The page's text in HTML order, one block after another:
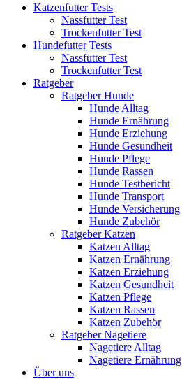
Katzenfutter Tests
Nassfutter Test
Trockenfutter Test
Hundefutter Tests
Nassfutter Test
Trockenfutter Test
Ratgeber
Ratgeber Hunde
Hunde Alltag
Hunde Ernährung
Hunde Erziehung
Hunde Gesundheit
Hunde Pflege
Hunde Rassen
Hunde Testbericht
Hunde Transport
Hunde Versicherung
Hunde Zubehör
Ratgeber Katzen
Katzen Alltag
Katzen Ernährung
Katzen Erziehung
Katzen Gesundheit
Katzen Pflege
Katzen Rassen
Katzen Zubehör
Ratgeber Nagetiere
Nagetiere Alltag
Nagetiere Ernährung
Über uns